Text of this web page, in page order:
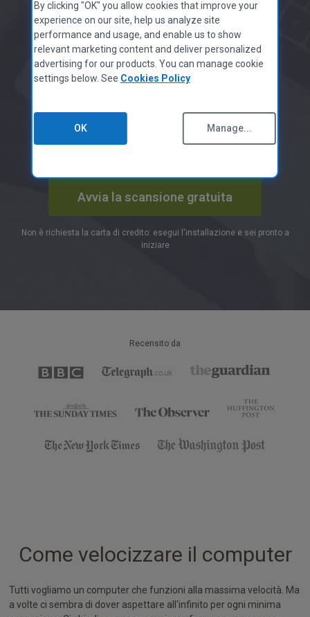
CCleaner per Mac
Informativa sulla Privacy
Scheda informativa sui dati
Informativa sui Cookie
Condizioni di Utilizzo
Linee guida per i fornitori
Istruzione Accessibility
Lavora Con Noi
PROGRAMMA PARTNER
Tecnici Informatici
pulito, veloce ed
efficiente con
CCleaner
CCleaner è stato scaricato oltre 2,5 miliardi di volte!
Avvia la scansione gratuita
Non è richiesta la carta di credito: esegui l'installazione e sei pronto a
iniziare
Recensito da
Come velocizzare il computer
Tutti vogliamo un computer che funzioni alla massima velocità. Ma
a volte ci sembra di dover aspettare all'infinito per ogni minima
By clicking "OK" you allow cookies that improve your
experience on our site, help us analyze site
performance and usage, and enable us to show
relevant marketing content and deliver personalized
advertising for our products. You can manage cookie
settings below. See Cookies Policy
OK Manage...